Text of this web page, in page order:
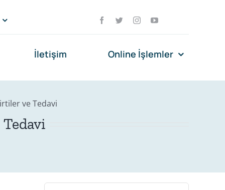
İletişim Online İşlemler
ve Tedavi